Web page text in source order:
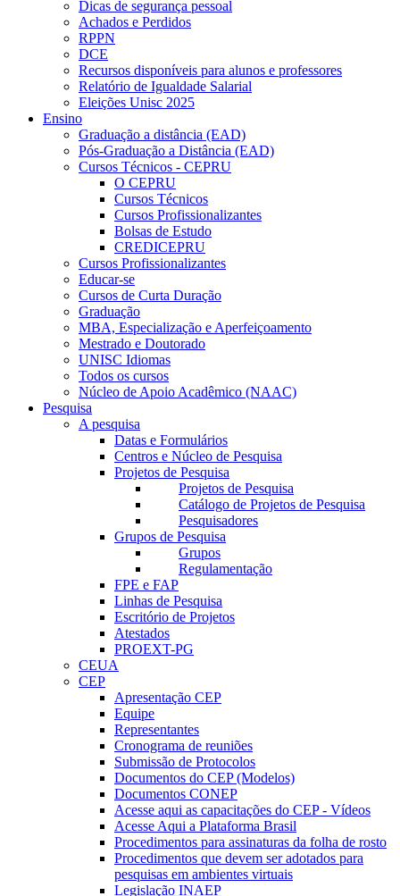
Dicas de segurança pessoal
Achados e Perdidos
RPPN
DCE
Recursos disponíveis para alunos e professores
Relatório de Igualdade Salarial
Eleições Unisc 2025
Ensino
Graduação a distância (EAD)
Pós-Graduação a Distância (EAD)
Cursos Técnicos - CEPRU
O CEPRU
Cursos Técnicos
Cursos Profissionalizantes
Bolsas de Estudo
CREDICEPRU
Cursos Profissionalizantes
Educar-se
Cursos de Curta Duração
Graduação
MBA, Especialização e Aperfeiçoamento
Mestrado e Doutorado
UNISC Idiomas
Todos os cursos
Núcleo de Apoio Acadêmico (NAAC)
Pesquisa
A pesquisa
Datas e Formulários
Centros e Núcleo de Pesquisa
Projetos de Pesquisa
Projetos de Pesquisa
Catálogo de Projetos de Pesquisa
Pesquisadores
Grupos de Pesquisa
Grupos
Regulamentação
FPE e FAP
Linhas de Pesquisa
Escritório de Projetos
Atestados
PROEXT-PG
CEUA
CEP
Apresentação CEP
Equipe
Representantes
Cronograma de reuniões
Submissão de Protocolos
Documentos do CEP (Modelos)
Documentos CONEP
Acesse aqui as capacitações do CEP - Vídeos
Acesse Aqui a Plataforma Brasil
Procedimentos para assinaturas da folha de rosto
Procedimentos que devem ser adotados para
pesquisas em ambientes virtuais
Legislação INAEP